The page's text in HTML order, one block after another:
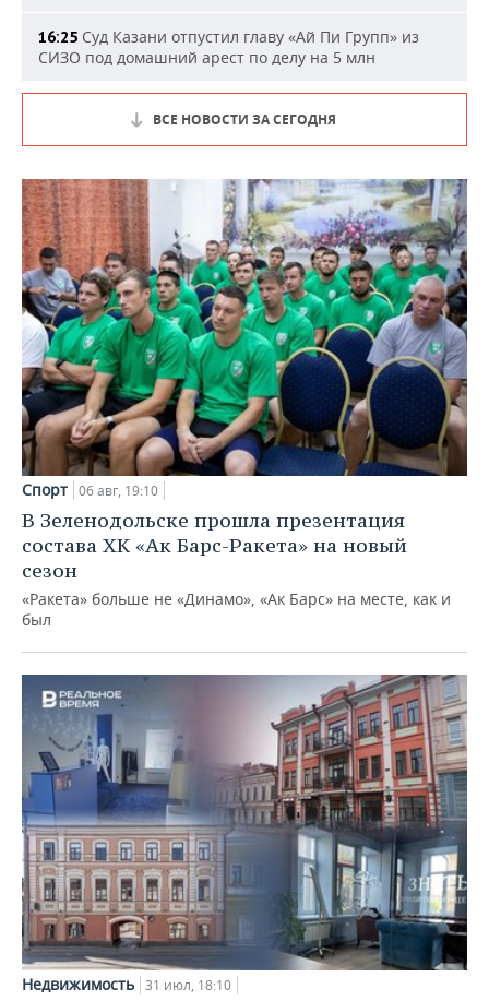
16:25 Суд Казани отпустил главу «Ай Пи Групп» из
СИЗО под домашний арест по делу на 5 млн
ВСЕ НОВОСТИ ЗА СЕГОДНЯ
Спорт 06 авг, 19:10
В Зеленодольске прошла презентация
состава ХК «Ак Барс-Ракета» на новый
сезон
«Ракета» больше не «Динамо», «Ак Барс» на месте, как и
был
Недвижимость 31 июл, 18:10